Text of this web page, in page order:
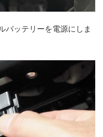
ッテリーを電源にしま